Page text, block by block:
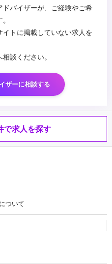
バイザーが、ご経験やご希
トに掲載していない求人を
談ください。
ザーに相談する
で求人を探す
ついて